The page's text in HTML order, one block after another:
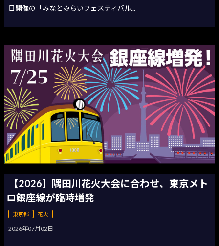
日開催の「みなとみらいフェスティバル...
【2026】隅田川花火大会に合わせ、東京メト
ロ銀座線が臨時増発
東京都 花火
2026年07月02日